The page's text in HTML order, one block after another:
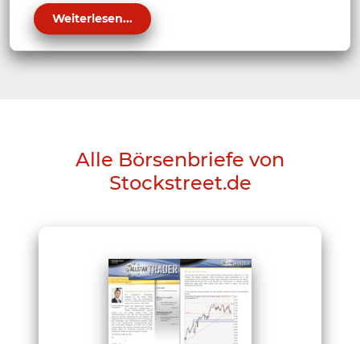
Weiterlesen...
Alle Börsenbriefe von
Stockstreet.de